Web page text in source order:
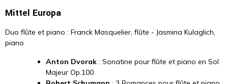
Mittel Europa
Duo flûte et piano : Franck Masquelier, flûte - Jasmina Kulaglich,
piano
Anton Dvorak : Sonatine pour flûte et piano en Sol
Majeur Op.100